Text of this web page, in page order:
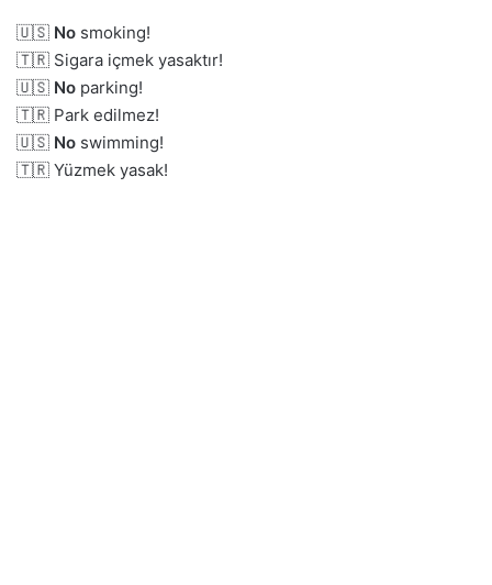
🇺🇸 No smoking!
🇹🇷 Sigara içmek yasaktır!
🇺🇸 No parking!
🇹🇷 Park edilmez!
🇺🇸 No swimming!
🇹🇷 Yüzmek yasak!